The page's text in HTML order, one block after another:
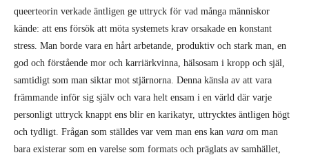
queerteorin verkade äntligen ge uttryck för vad många människor
kände: att ens försök att möta systemets krav orsakade en konstant
stress. Man borde vara en hårt arbetande, produktiv och stark man, en
god och förstående mor och karriärkvinna, hälsosam i kropp och själ,
samtidigt som man siktar mot stjärnorna. Denna känsla av att vara
främmande inför sig själv och vara helt ensam i en värld där varje
personligt uttryck knappt ens blir en karikatyr, uttrycktes äntligen högt
och tydligt. Frågan som ställdes var vem man ens kan vara om man
bara existerar som en varelse som formats och präglats av samhället,